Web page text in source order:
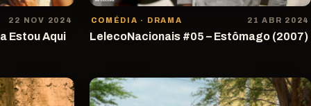
22 NOV 2024
Estou Aqui
COMÉDIA · DRAMA 21 ABR 2024
LelecoNacionais #05 – Estômago (2007)